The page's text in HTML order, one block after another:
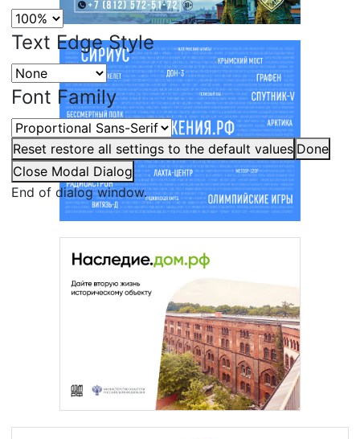
Text Edge Style
Font Family
Reset restore all settings to the default values Done
Close Modal Dialog
End of dialog window.